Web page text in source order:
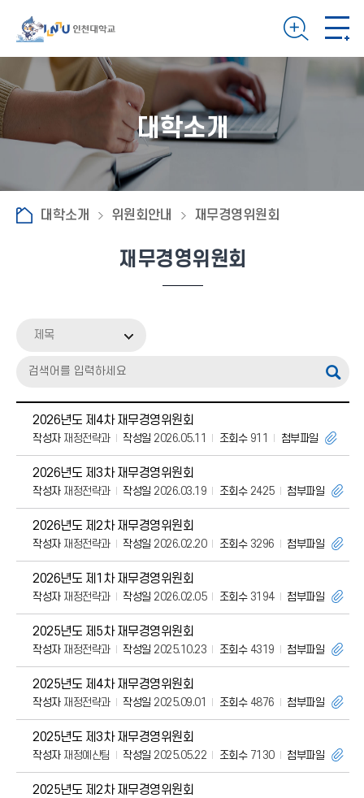
대학소개
대학소개 위원회안내 재무경영위원회
재무경영위원회
제목
2026년도 제4차 재무경영위원회
작성자재정전략과 작성일 2026.05.11 조회수911 첨부파일
2026년도 제3차 재무경영위원회
작성자재정전략과 작성일 2026.03.19 조회수2425 첨부파일
2026년도 제2차 재무경영위원회
작성자재정전략과 작성일 2026.02.20 조회수3296 첨부파일
2026년도 제1차 재무경영위원회
작성자재정전략과 작성일 2026.02.05 조회수3194 첨부파일
2025년도 제5차 재무경영위원회
작성자재정전략과 작성일 2025.10.23 조회수4319 첨부파일
2025년도 제4차 재무경영위원회
작성자재정전략과 작성일 2025.09.01 조회수4876 첨부파일
2025년도 제3차 재무경영위원회
작성자재정예산팀 작성일 2025.05.22 조회수7130 첨부파일
2025년도 제2차 재무경영위원회